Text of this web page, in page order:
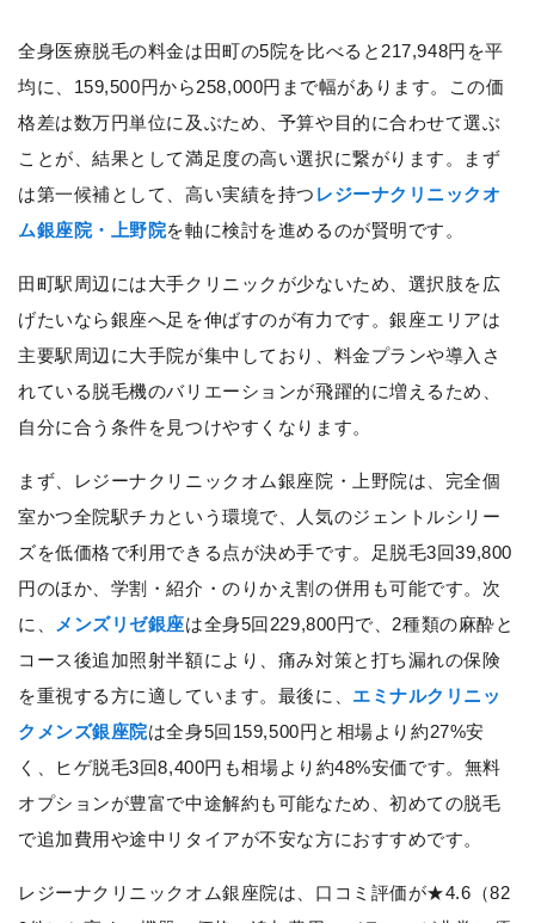
全身医療脱毛の料金は田町の5院を比べると217,948円を平
均に、159,500円から258,000円まで幅があります。この価
格差は数万円単位に及ぶため、予算や目的に合わせて選ぶ
ことが、結果として満足度の高い選択に繋がります。まず
は第一候補として、高い実績を持つ レジーナクリニックオ
ム銀座院・上野院を軸に検討を進めるのが賢明です。
田町駅周辺には大手クリニックが少ないため、選択肢を広
げたいなら銀座へ足を伸ばすのが有力です。銀座エリアは
主要駅周辺に大手院が集中しており、料金プランや導入さ
れている脱毛機のバリエーションが飛躍的に増えるため、
自分に合う条件を見つけやすくなります。
まず、レジーナクリニックオム銀座院・上野院は、完全個
室かつ全院駅チカという環境で、人気のジェントルシリー
ズを低価格で利用できる点が決め手です。足脱毛3回39,800
円のほか、学割・紹介・のりかえ割の併用も可能です。次
に、
メンズリゼ銀座は全身5回229,800円で、2種類の麻酔と
コース後追加照射半額により、痛み対策と打ち漏れの保険
を重視する方に適しています。最後に、 エミナルクリニッ
クメンズ銀座院は全身5回159,500円と相場より約27%安
く、ヒゲ脱毛3回8,400円も相場より約48%安価です。無料
オプションが豊富で中途解約も可能なため、初めての脱毛
で追加費用や途中リタイアが不安な方におすすめです。
レジーナクリニックオム銀座院は、口コミ評価が★4.6（82